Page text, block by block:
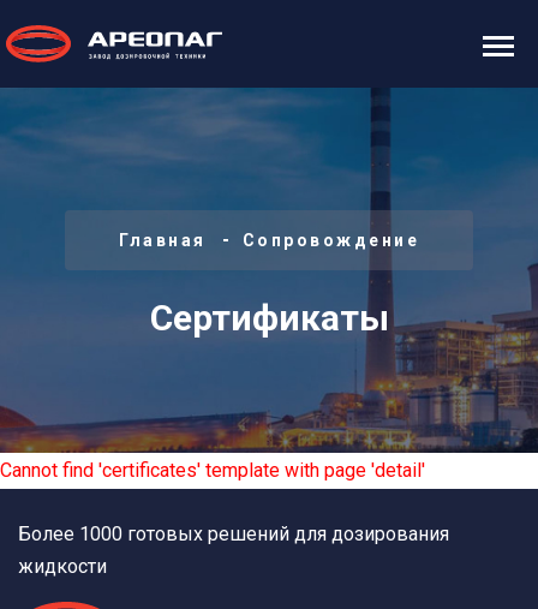
Главная Сопровождение
Сертификаты
Cannot find 'certificates' template with page 'detail'
Более 1000 готовых решений для дозирования
жидкости